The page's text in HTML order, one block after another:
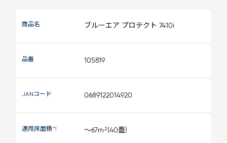
商品名 ブルーエア プロテクト 7410i
品番 105819
JANコード 0689122014920
適用床面積 *1 ～67m 2(40畳)